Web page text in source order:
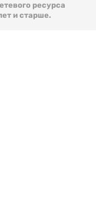
ресурса
и старше.